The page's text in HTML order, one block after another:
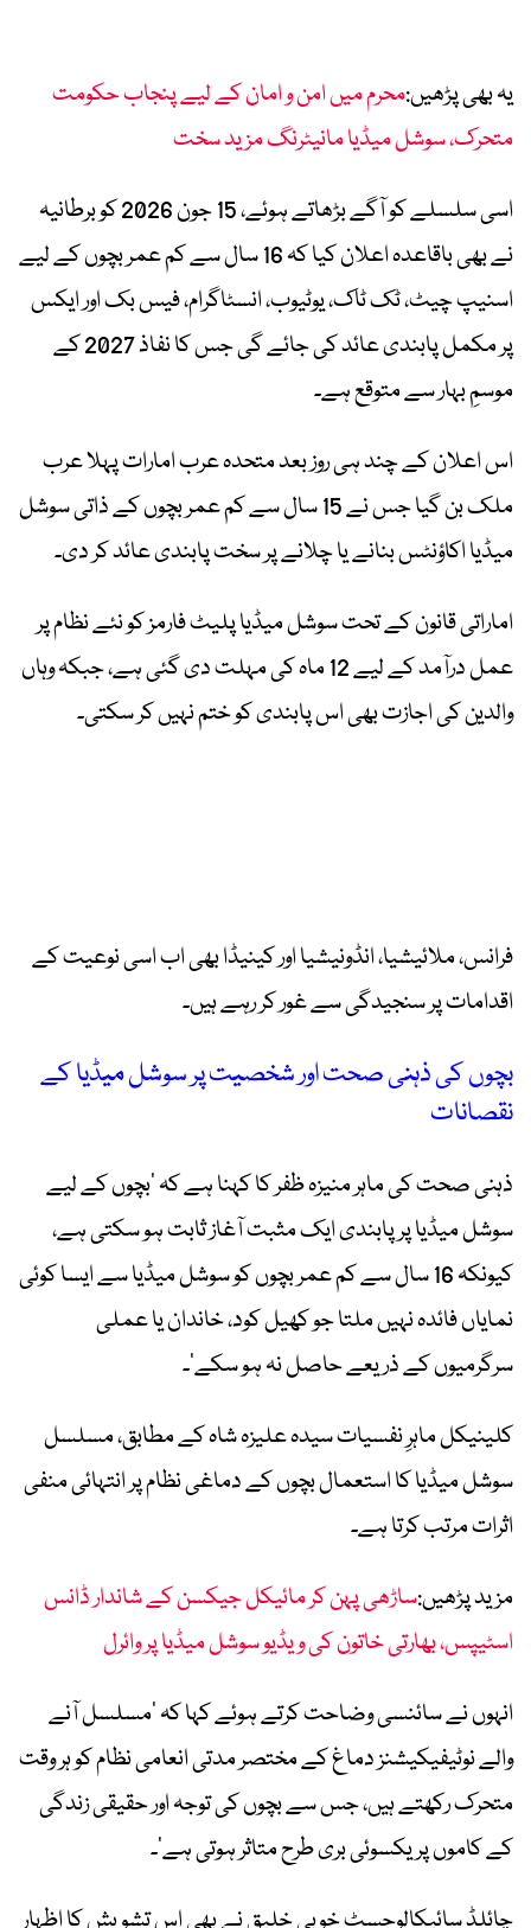
یہ بھی پڑھیں:محرم میں امن و امان کے لیے پنجاب حکومت
متحرک، سوشل میڈیا مانیٹرنگ مزید سخت
اسی سلسلے کو آگے بڑھاتے ہوئے، 15 جون 2026 کو برطانیہ
نے بھی باقاعدہ اعلان کیا کہ 16 سال سے کم عمر بچوں کے لیے
اسنیپ چیٹ، ٹک ٹاک، یوٹیوب، انسٹاگرام، فیس بک اور ایکس
پر مکمل پابندی عائد کی جائے گی جس کا نفاذ 2027 کے
موسمِ بہار سے متوقع ہے۔
اس اعلان کے چند ہی روز بعد متحدہ عرب امارات پہلا عرب
ملک بن گیا جس نے 15 سال سے کم عمر بچوں کے ذاتی سوشل
میڈیا اکاؤنٹس بنانے یا چلانے پر سخت پابندی عائد کر دی۔
اماراتی قانون کے تحت سوشل میڈیا پلیٹ فارمز کو نئے نظام پر
عمل درآمد کے لیے 12 ماہ کی مہلت دی گئی ہے، جبکہ وہاں
والدین کی اجازت بھی اس پابندی کو ختم نہیں کر سکتی۔
فرانس، ملائیشیا، انڈونیشیا اور کینیڈا بھی اب اسی نوعیت کے
اقدامات پر سنجیدگی سے غور کر رہے ہیں۔
بچوں کی ذہنی صحت اور شخصیت پر سوشل میڈیا کے
نقصانات
ذہنی صحت کی ماہر منیزہ ظفر کا کہنا ہے کہ ’بچوں کے لیے
سوشل میڈیا پر پابندی ایک مثبت آغاز ثابت ہو سکتی ہے،
کیونکہ 16 سال سے کم عمر بچوں کو سوشل میڈیا سے ایسا کوئی
نمایاں فائدہ نہیں ملتا جو کھیل کود، خاندان یا عملی
سرگرمیوں کے ذریعے حاصل نہ ہو سکے‘۔
کلینیکل ماہرِ نفسیات سیدہ علیزہ شاہ کے مطابق، مسلسل
سوشل میڈیا کا استعمال بچوں کے دماغی نظام پر انتہائی منفی
اثرات مرتب کرتا ہے۔
مزید پڑھیں:ساڑھی پہن کر مائیکل جیکسن کے شاندار ڈانس
اسٹیپس، بھارتی خاتون کی ویڈیو سوشل میڈیا پر وائرل
انہوں نے سائنسی وضاحت کرتے ہوئے کہا کہ ’مسلسل آنے
والے نوٹیفیکیشنز دماغ کے مختصر مدتی انعامی نظام کو ہر وقت
متحرک رکھتے ہیں، جس سے بچوں کی توجہ اور حقیقی زندگی
کے کاموں پر یکسوئی بری طرح متاثر ہوتی ہے‘۔